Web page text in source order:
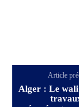
Article
Alger : Le wali